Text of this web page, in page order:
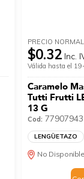
PRECIO
$0.32 Inc.
Válida hasta el
Caramelo
Tutti Frutti
13 G
Cod: 77907943
LENGÜETAZO
No